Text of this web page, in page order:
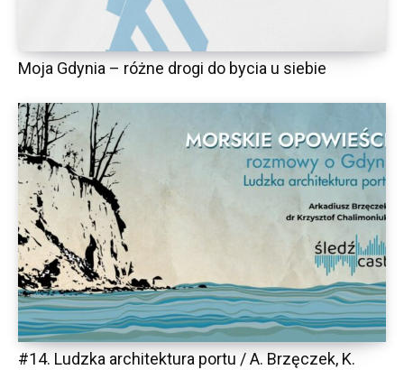
Moja Gdynia – różne drogi do bycia u siebie
#14. Ludzka architektura portu / A. Brzęczek, K.